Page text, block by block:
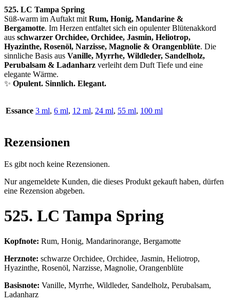
525. LC Tampa Spring
Süß-warm im Auftakt mit Rum, Honig, Mandarine &
Bergamotte. Im Herzen entfaltet sich ein opulenter Blütenakkord
aus schwarzer Orchidee, Orchidee, Jasmin, Heliotrop,
Hyazinthe, Rosenöl, Narzisse, Magnolie & Orangenblüte. Die
sinnliche Basis aus Vanille, Myrrhe, Wildleder, Sandelholz,
Perubalsam & Ladanharz verleiht dem Duft Tiefe und eine
elegante Wärme.
✨ Opulent. Sinnlich. Elegant.
Essance 3 ml, 6 ml, 12 ml, 24 ml, 55 ml, 100 ml
Rezensionen
Es gibt noch keine Rezensionen.
Nur angemeldete Kunden, die dieses Produkt gekauft haben, dürfen
eine Rezension abgeben.
525. LC Tampa Spring
Kopfnote: Rum, Honig, Mandarinorange, Bergamotte
Herznote: schwarze Orchidee, Orchidee, Jasmin, Heliotrop,
Hyazinthe, Rosenöl, Narzisse, Magnolie, Orangenblüte
Basisnote: Vanille, Myrrhe, Wildleder, Sandelholz, Perubalsam,
Ladanharz